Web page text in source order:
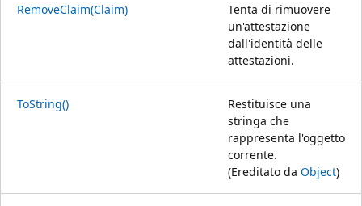
RemoveClaim(Claim)
Tenta di rimuovere
un'attestazione
dall'identità delle
attestazioni.
ToString()
Restituisce una
stringa che
rappresenta l'oggetto
corrente.
(Ereditato da Object)